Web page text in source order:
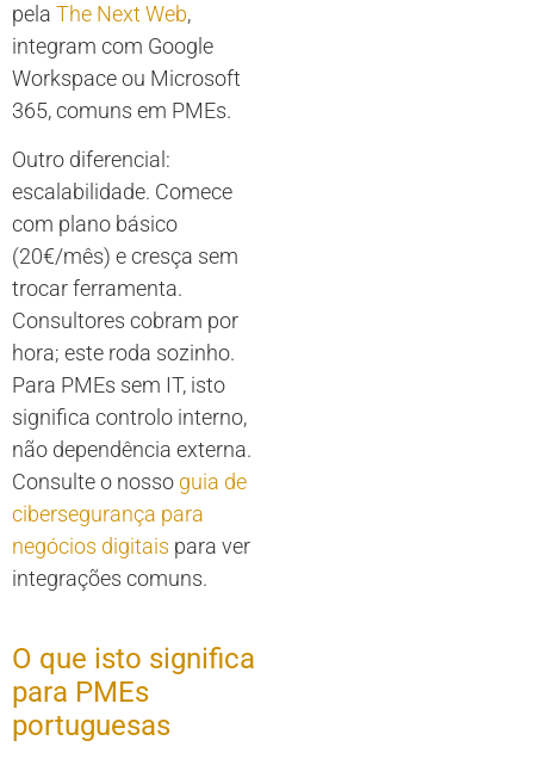
pela The Next Web,
integram com Google
Workspace ou Microsoft
365, comuns em PMEs.
Outro diferencial:
escalabilidade. Comece
com plano básico
(20€/mês) e cresça sem
trocar ferramenta.
Consultores cobram por
hora; este roda sozinho.
Para PMEs sem IT, isto
significa controlo interno,
não dependência externa.
Consulte o nosso guia de
cibersegurança para
negócios digitais para ver
integrações comuns.
O que isto significa
para PMEs
portuguesas